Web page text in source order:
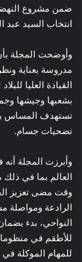
ضمن مشروع
انتخاب السيد عبد
وأوضحت المجلة
مدروسة بعناية
القيادة العليا
بشعبها وجيشها
تستهدف المساس
تضحيات جسام.
وأبرزت المجلة
العالم بما في
وقت مضى تعزيز
الرادعة ومواصلة
النواحي، بدء
للأطقم في
للمهام الموكلة